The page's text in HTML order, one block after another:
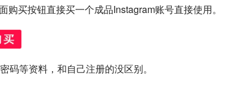
买按钮直接买一个成品Instagram账号直接使用。
等资料，和自己注册的没区别。